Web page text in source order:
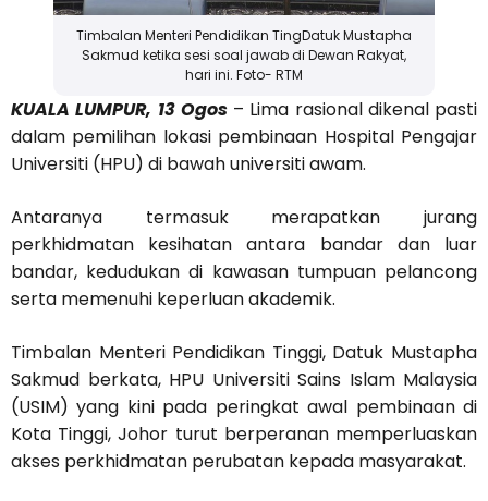
Timbalan Menteri Pendidikan TingDatuk Mustapha
Sakmud ketika sesi soal jawab di Dewan Rakyat,
hari ini. Foto- RTM
KUALA LUMPUR, 13 Ogos– Lima rasional dikenal pasti
dalam pemilihan lokasi pembinaan Hospital Pengajar
Universiti (HPU) di bawah universiti awam.
Antaranya termasuk merapatkan jurang
perkhidmatan kesihatan antara bandar dan luar
bandar, kedudukan di kawasan tumpuan pelancong
serta memenuhi keperluan akademik.
Timbalan Menteri Pendidikan Tinggi, Datuk Mustapha
Sakmud berkata, HPU Universiti Sains Islam Malaysia
(USIM) yang kini pada peringkat awal pembinaan di
Kota Tinggi, Johor turut berperanan memperluaskan
akses perkhidmatan perubatan kepada masyarakat.